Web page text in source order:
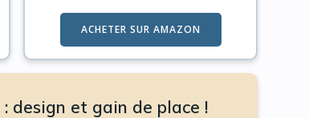
ACHETER SUR AMAZON
design et gain de place !